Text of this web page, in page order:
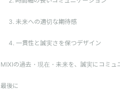
3. 未来への適切な期待感
4. 一貫性と誠実さを保つデザイン
最後に